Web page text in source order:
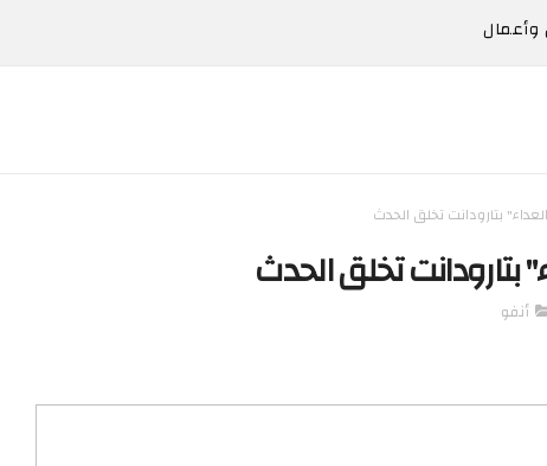
وأعمال
بتارودانت تخلق الحدث
بتارودانت تخلق الحدث
أنفو